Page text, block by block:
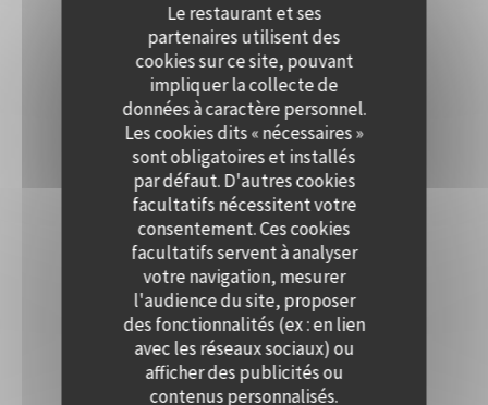
Le restaurant et ses
partenaires utilisent des
cookies sur ce site, pouvant
impliquer la collecte de
données à caractère personnel.
Les cookies dits « nécessaires »
sont obligatoires et installés
par défaut. D'autres cookies
facultatifs nécessitent votre
consentement. Ces cookies
facultatifs servent à analyser
votre navigation, mesurer
l'audience du site, proposer
des fonctionnalités (ex : en lien
avec les réseaux sociaux) ou
afficher des publicités ou
contenus personnalisés.